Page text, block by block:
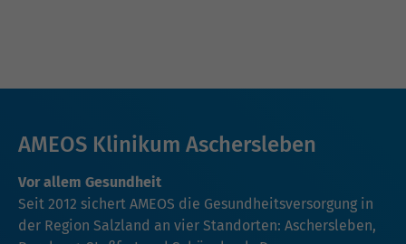
AMEOS Klinikum Aschersleben
Vor allem Gesundheit
Seit 2012 sichert AMEOS die Gesundheitsversorgung in
der Region Salzland an vier Standorten: Aschersleben,